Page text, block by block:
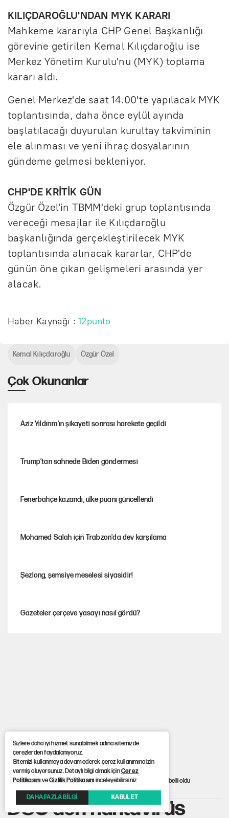
KILIÇDAROĞLU'NDAN MYK KARARI
Mahkeme kararıyla CHP Genel Başkanlığı
görevine getirilen Kemal Kılıçdaroğlu ise
Merkez Yönetim Kurulu'nu (MYK) toplama
kararı aldı.
Genel Merkez'de saat 14.00'te yapılacak MYK
toplantısında, daha önce eylül ayında
başlatılacağı duyurulan kurultay takviminin
ele alınması ve yeni ihraç dosyalarının
gündeme gelmesi bekleniyor.
CHP'DE KRİTİK GÜN
Özgür Özel'in TBMM'deki grup toplantısında
vereceği mesajlar ile Kılıçdaroğlu
başkanlığında gerçekleştirilecek MYK
toplantısında alınacak kararlar, CHP'de
günün öne çıkan gelişmeleri arasında yer
alacak.
Haber Kaynağı :12punto
Çok Okunanlar
Aziz Yıldırım’ın şikayeti sonrası harekete geçildi
Trump’tan sahnede Biden göndermesi
Fenerbahçe kazandı, ülke puanı güncellendi
Mohamed Salah için Trabzon'da dev karşılama
Şezlong, şemsiye meselesi siyasidir!
Gazeteler çerçeve yasayı nasıl gördü?
YENİ Parti'ye bağışlarda bir haftalık bilanço
Kemal Kılıçdaroğlu Özgür Özel
Anasayfa> DSÖ’den hantavirüs açıklaması: Güncel vaka sayısı belli oldu
DSÖ’den hantavirüs
Sizlere daha iyi hizmet sunabilmek adına sitemizde
çerezlerden faydalanıyoruz.
Sitemizi kullanmaya devam ederek çerez kullanımına izin
vermiş oluyorsunuz. Detaylı bilgi almak içinÇerez
PolitikasınıveGizlilik Politikasınıinceleyebilirsiniz
DAHA FAZLA BİLGİ KABUL ET